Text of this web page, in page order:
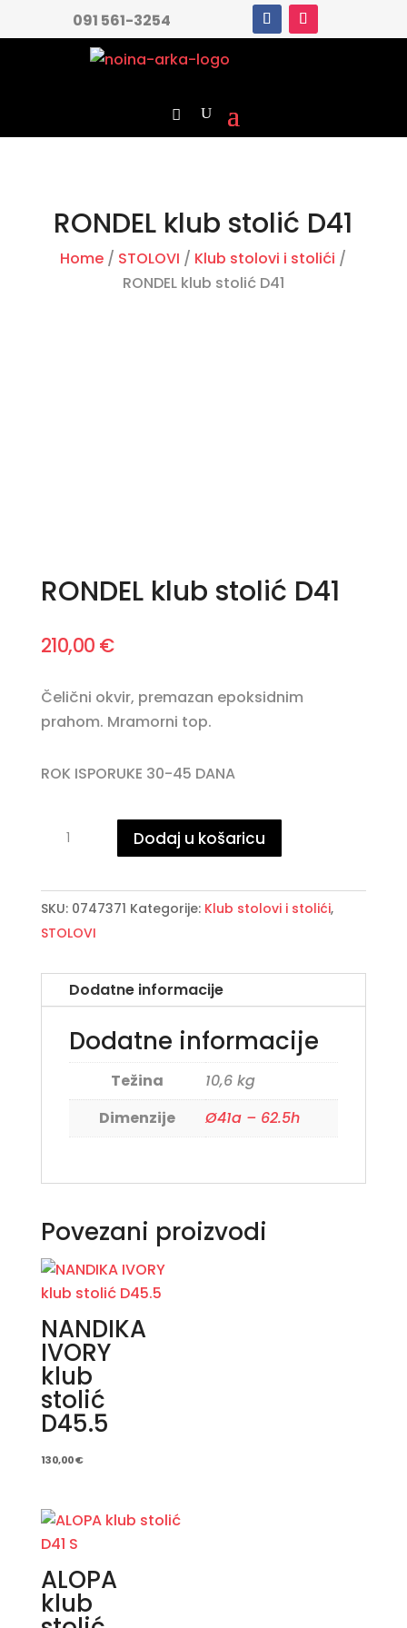
091 561-3254
RONDEL klub stolić D41
Home / STOLOVI / Klub stolovi i stolići /
RONDEL klub stolić D41
RONDEL klub stolić D41
210,00 €
Čelični okvir, premazan epoksidnim
prahom. Mramorni top.
ROK ISPORUKE 30-45 DANA
klub
D41
Dodaj u košaricu
SKU: 0747371 Kategorije: Klub stolovi i stolići,
STOLOVI
Dodatne informacije
Dodatne informacije
Težina
10,6 kg
Dimenzije
Ø41a – 62.5h
Povezani proizvodi
NANDIKA
IVORY
klub
stolić
D45.5
130,00€
ALOPA
klub